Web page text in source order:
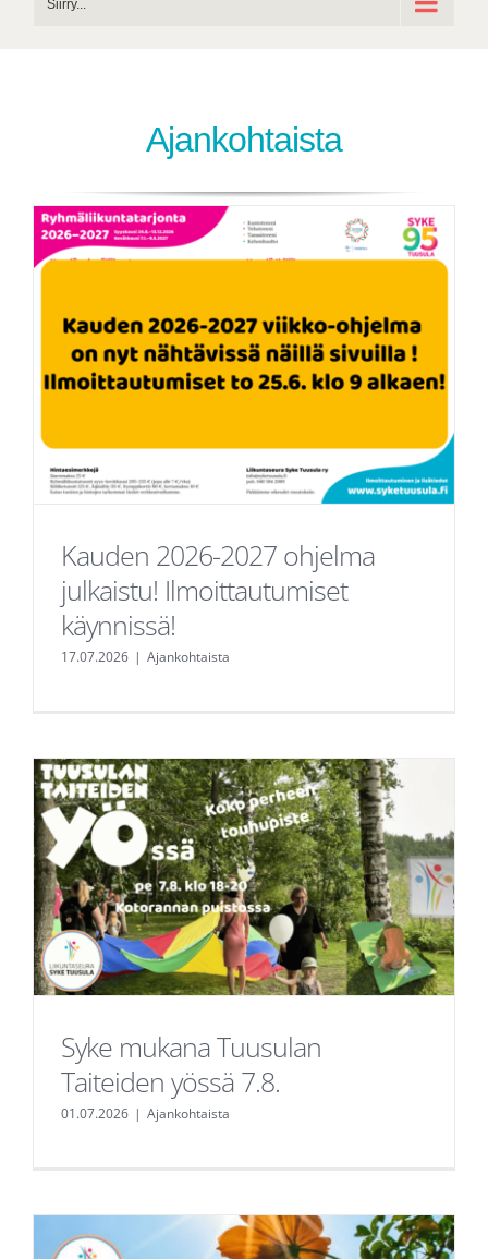
Siirry...
Ajankohtaista
Kauden 2026-2027 ohjelma
julkaistu! Ilmoittautumiset
käynnissä!
17.07.2026 | Ajankohtaista
Syke mukana Tuusulan
Taiteiden yössä 7.8.
01.07.2026 | Ajankohtaista